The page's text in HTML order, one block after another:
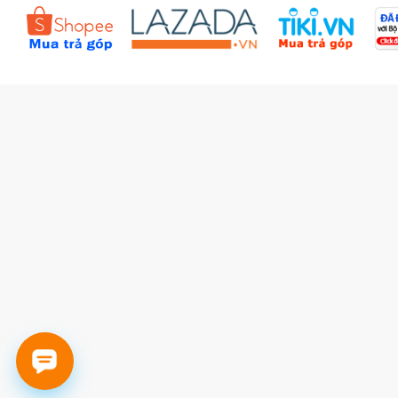
Câu hỏi thường gặp (FAQs)
Kiểm tra đơn hàng
Đặt hàng theo yêu cầu